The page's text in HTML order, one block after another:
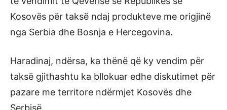
Kosovës për taksë ndaj produkteve me origjinë
nga Serbia dhe Bosnja e Hercegovina.
Haradinaj, ndërsa, ka thënë që ky vendim për
taksë gjithashtu ka bllokuar edhe diskutimet për
pazare me territore ndërmjet Kosovës dhe
Serbisë.